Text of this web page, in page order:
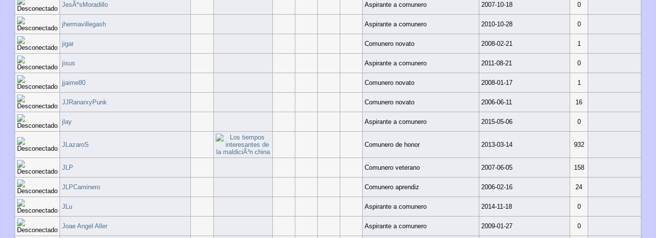
JesÃºsMoradillo Aspirante a comunero 2007-10-18 0
jhermavillegash Aspirante a comunero 2010-10-28 0
jigar Comunero novato 2008-02-21 1
jisus Aspirante a comunero 2011-08-21 0
jjaime80 Comunero novato 2008-01-17 1
JJRanarxyPunk Comunero novato 2006-06-11 16
jlay Aspirante a comunero 2015-05-06 0
JLazaroS Comunero de honor 2013-03-14 932
JLP Comunero veterano 2007-06-05 158
JLPCaminero Comunero aprendiz 2006-02-16 24
JLu Aspirante a comunero 2014-11-18 0
Joae Angel Aller Aspirante a comunero 2009-01-27 0